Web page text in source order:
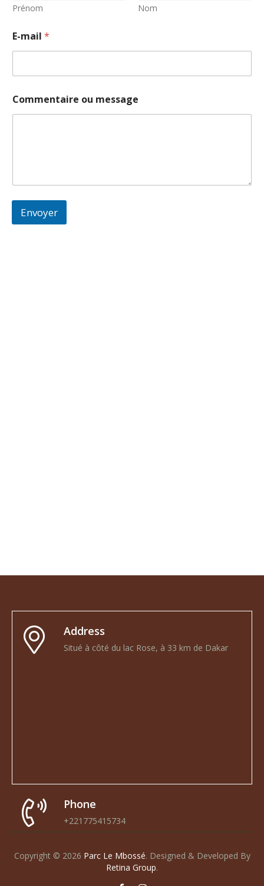
Prénom Nom
E-mail *
Commentaire ou message
Envoyer
Address
Situé à côté du lac Rose, à 33 km de Dakar
Phone
+221775415734
Copyright © 2026 Parc Le Mbossé. Designed & Developed By
Retina Group.